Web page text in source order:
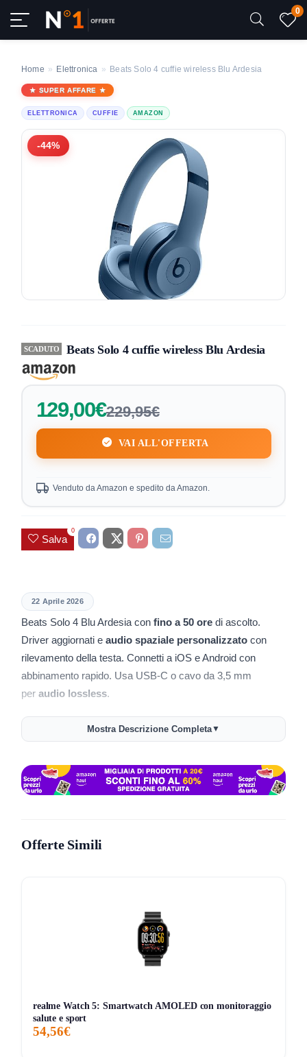
0
Home » Elettronica » Beats Solo 4 cuffie wireless Blu Ardesia
SUPER AFFARE
ELETTRONICA CUFFIE AMAZON
-44%
SCADUTO Beats Solo 4 cuffie wireless Blu Ardesia
129,00€229,95€
VAI ALL'OFFERTA
Venduto da Amazon e spedito da Amazon.
Salva
0
22 Aprile 2026
Beats Solo 4 Blu Ardesia con fino a 50 ore di ascolto.
Driver aggiornati e audio spaziale personalizzato con
rilevamento della testa. Connetti a iOS e Android con
abbinamento rapido. Usa USB‑C o cavo da 3,5 mm
per audio lossless.
🔊 Driver aggiornati e architettura acustica
personalizzata
dinamico della testa
📱 Abbinamento con un tocco su iOS, compatibile con
🗣 Microfoni integrati per chiamate e assistente vocale
connessione stabile
🎛 Padiglioni regolabili e archetto Flex‑grip
Mostra Descrizione Completa▼
Offerte Simili
realme Watch 5: Smartwatch AMOLED con monitoraggio
salute e sport
54,56€